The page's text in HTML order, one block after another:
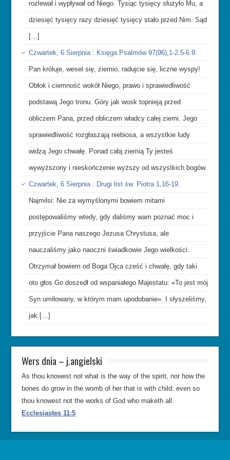
rozlewał i wypływał od Niego. Tysiąc tysięcy służyło Mu, a
dziesięć tysięcy razy dziesięć tysięcy stało przed Nim. Sąd
[…]
Czwartek, 6 Sierpnia : Księga Psalmów 97(96),1-2.5-6.9.
Pan króluje, wesel się, ziemio, radujcie się, liczne wyspy!
Obłok i ciemność wokół Niego, prawo i sprawiedliwość
podstawą Jego tronu. Góry jak wosk topnieją przed
obliczem Pana, przed obliczem władcy całej ziemi. Jego
sprawiedliwość rozgłaszają niebiosa, a wszystkie ludy
widzą Jego chwałę. Ponad całą ziemią Ty jesteś
wywyższony i nieskończenie wyższy od wszystkich bogów.
Czwartek, 6 Sierpnia : Drugi list św. Piotra 1,16-19.
Najmilsi: Nie za wymyślonymi bowiem mitami
postępowaliśmy wtedy, gdy daliśmy wam poznać moc i
przyjście Pana naszego Jezusa Chrystusa, ale
nauczaliśmy jako naoczni świadkowie Jego wielkości.
Otrzymał bowiem od Boga Ojca cześć i chwałę, gdy taki
oto głos Go doszedł od wspaniałego Majestatu: «To jest mój
Syn umiłowany, w którym mam upodobanie». I słyszeliśmy,
jak […]
Wers dnia – j.angielski
As thou knowest not what is the way of the spirit, nor how the
bones do grow in the womb of her that is with child: even so
thou knowest not the works of God who maketh all.
Ecclesiastes 11:5